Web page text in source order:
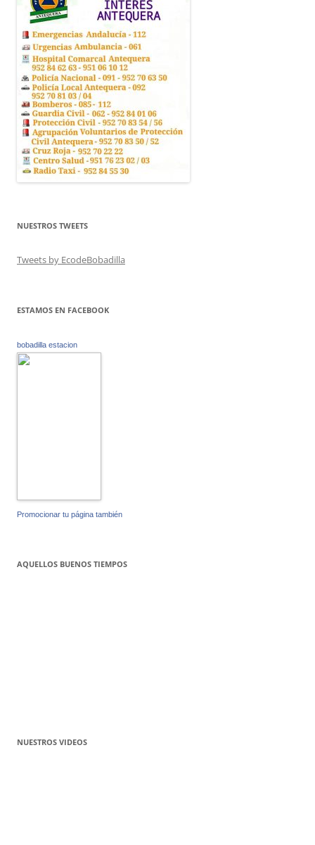
NUESTROS TWEETS
Tweets by EcodeBobadilla
ESTAMOS EN FACEBOOK
bobadilla estacion
Promocionar tu página también
AQUELLOS BUENOS TIEMPOS
NUESTROS VIDEOS